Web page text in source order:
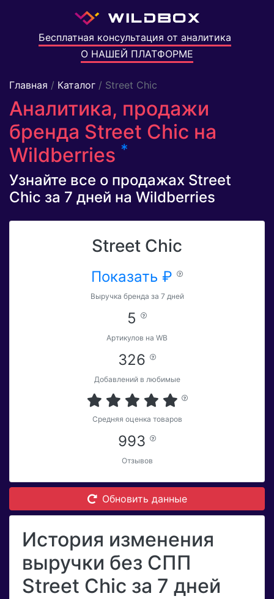
Бесплатная консультация от аналитика
О НАШЕЙ ПЛАТФОРМЕ
Главная / Каталог / Street Chic
Аналитика, продажи
бренда Street Chic на
Wildberries *
Узнайте все о продажах Street
Chic за 7 дней на Wildberries
Street Chic
Показать ₽
Выручка бренда за 7 дней
5
Артикулов на WB
326
Добавлений в любимые
Средняя оценка товаров
993
Отзывов
Обновить данные
История изменения
выручки без СПП
Street Chic за 7 дней